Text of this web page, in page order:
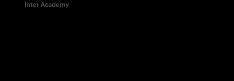
Inter Academy